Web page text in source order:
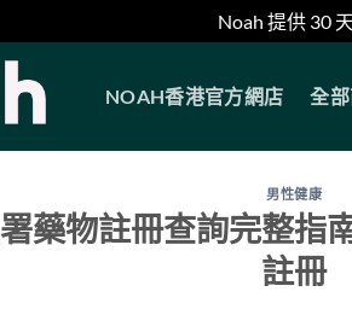
Noah 提供 30
NOAH香港官方網店 全
男性健康
藥物註冊查詢完整指
註冊